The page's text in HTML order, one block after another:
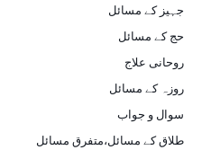
جہیز کے مسائل
حج کے مسائل
روحانی علاج
روزہ کے مسائل
سوال و جواب
طلاق کے مسائل،متفرق مسائل